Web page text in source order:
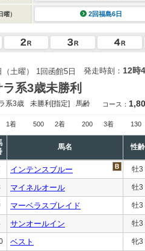
曜） 2回福島6日
（土曜） 1回函館5日 発走時刻： 12時
ラ系3歳未勝利
系3歳 未勝利[指定] 馬齢 コース：
1着 500 2着 200 3着 130
馬名 性齢
インテンスブルー 牡3
マイネルオール 牡3
マーベラスブレイド 牡3
サンオールイン 牡3
ベスト 牝3